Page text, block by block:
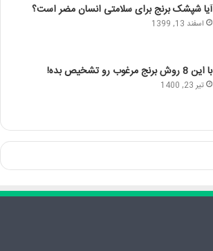
آیا شپشک برنج برای سلامتی انسان مضر است؟
اسفند 13, 1399
با این 8 روش برنج مرغوب رو تشخیص بده!
تیر 23, 1400